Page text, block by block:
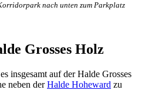
nach unten zum Parkplatz
Grosses Holz
insgesamt auf der Halde Grosses
neben derHalde Hoheward zu